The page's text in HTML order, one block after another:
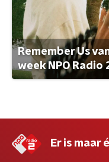
Remember Us
week NPO Radio
Er is maar